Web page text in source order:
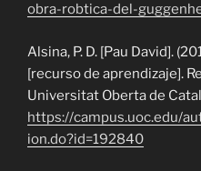
obra-robtica-del-
Alsina, P. D. [Pau David].
[recurso de aprendizaje].
Universitat Oberta de
https://campus.uoc.edu/
ion.do?id=192840